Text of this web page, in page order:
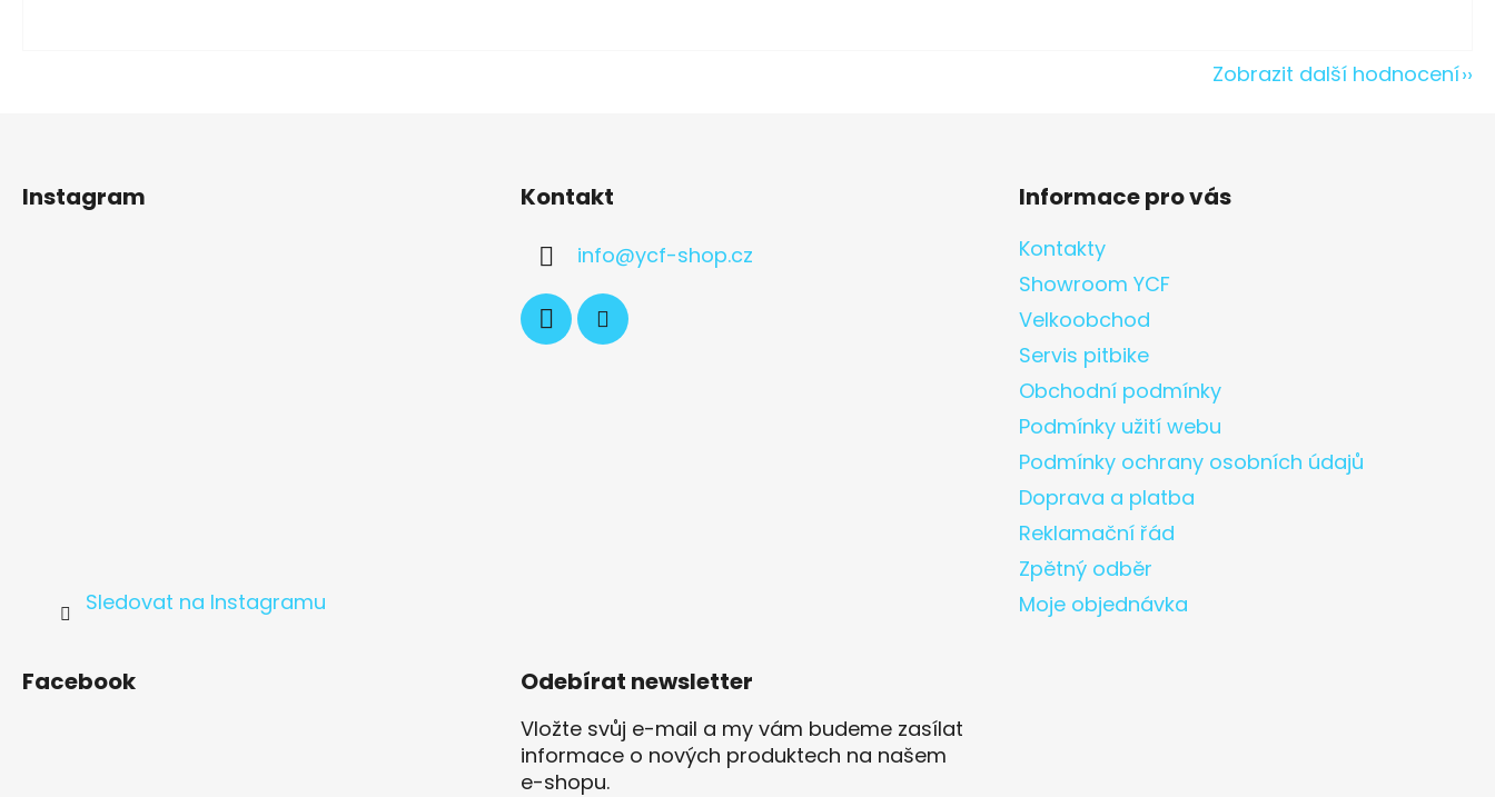
Zobrazit další hodnocení
Instagram
Sledovat na Instagramu
Kontakt
info@ycf-shop.cz
Informace pro vás
Kontakty
Showroom YCF
Velkoobchod
Servis pitbike
Obchodní podmínky
Podmínky užití webu
Podmínky ochrany osobních údajů
Doprava a platba
Reklamační řád
Zpětný odběr
Moje objednávka
Facebook Odebírat newsletter
Vložte svůj e-mail a my vám budeme zasílat
informace o nových produktech na našem
e-shopu.